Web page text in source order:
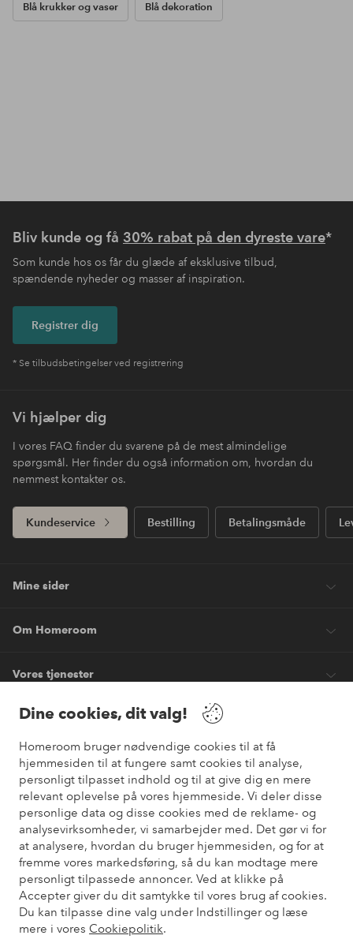
Dine cookies, dit valg!
Homeroom bruger nødvendige cookies til at få
hjemmesiden til at fungere samt cookies til analyse,
personligt tilpasset indhold og til at give dig en mere
relevant oplevelse på vores hjemmeside. Vi deler disse
personlige data og disse cookies med de reklame- og
analysevirksomheder, vi samarbejder med. Det gør vi for
at analysere, hvordan du bruger hjemmesiden, og for at
fremme vores markedsføring, så du kan modtage mere
personligt tilpassede annoncer. Ved at klikke på
Accepter giver du dit samtykke til vores brug af cookies.
Du kan tilpasse dine valg under Indstillinger og læse
mere i vores Cookiepolitik.
Blå krukker og vaser Blå dekoration
Bliv kunde og få 30% rabat på den dyreste vare*
Som kunde hos os får du glæde af eksklusive tilbud,
spændende nyheder og masser af inspiration.
Registrer dig
* Se tilbudsbetingelser ved registrering
Vi hjælper dig
I vores FAQ finder du svarene på de mest almindelige
spørgsmål. Her finder du også information om, hvordan du
nemmest kontakter os.
Kundeservice Bestilling Betalingsmåde
Mine sider
Om Homeroom
Vores tjenester
Vilkår
Venner
Sikre betalinger
Vil du vide mere om vores betalingsmuligheder ?
elpy